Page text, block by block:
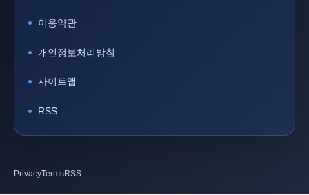
이용약관
개인정보처리방침
사이트맵
RSS
PrivacyTermsRSS